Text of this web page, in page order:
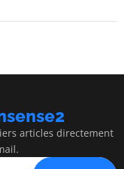
articles directement